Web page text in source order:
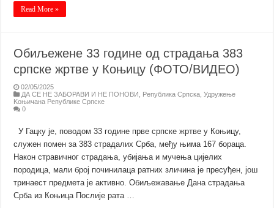
Read More »
Обиљежене 33 године од страдања 383
српске жртве у Коњицу (ФОТО/ВИДЕО)
02/05/2025
ДА СЕ НЕ ЗАБОРАВИ И НЕ ПОНОВИ
Република Српска ,Удружење
Kоњичана Републике Српске
0
У Гацку је, поводом 33 године прве српске жртве у Коњицу,
служен помен за 383 страдалих Срба, међу њима 167 бораца.
Након стравичног страдања, убијања и мучења цијелих
породица, мали број починилаца ратних зличина је пресуђен, још
тринаест предмета је активно. Обиљежавање Дана страдања
Срба из Коњица Послије рата …